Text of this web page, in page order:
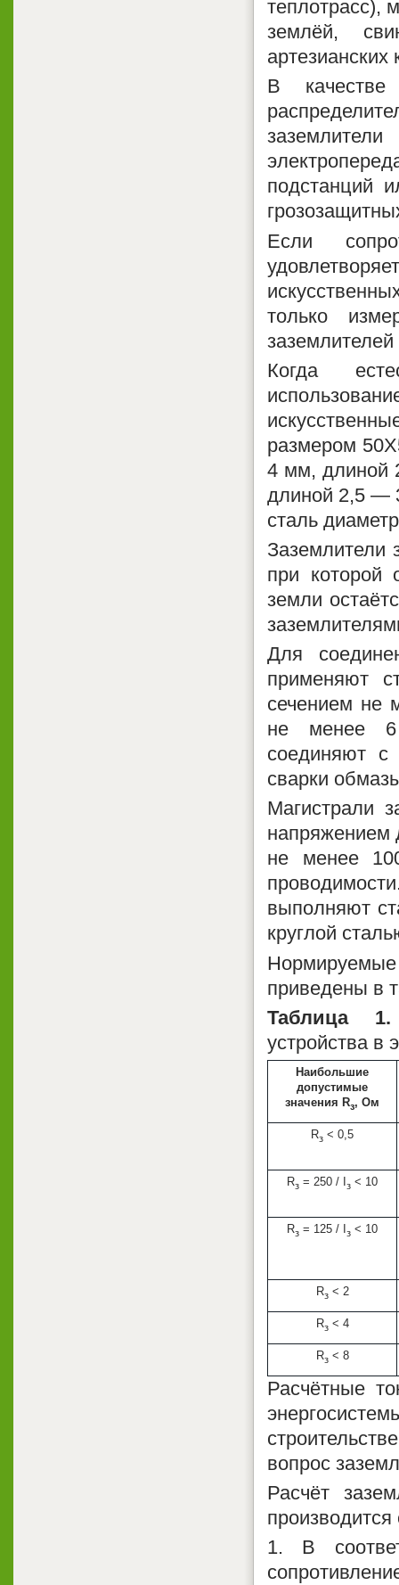
теплотрасс),
землёй,
В качестве
подстанций
Если
только
заземлителей
Когда
размером
4 мм, длиной
длиной 2,5 —
сталь
Заземлители
при которой
земли
Для
применяют
сечением не
не менее 6
соединяют с
сварки
Магистрали
напряжением
не менее
выполняют
круглой
приведены в
Таблица
устройства в
Наибольшие
допустимые
значения Rз, Ом
Rз < 0,5
Rз = 250 / I з < 10
Rз = 125 / I з < 10
Rз< 2
Rз< 4
Rз< 8
Расчётные
вопрос
Расчёт
1. В